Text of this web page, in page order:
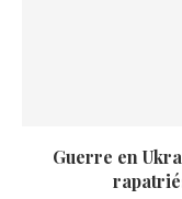
Guerre en